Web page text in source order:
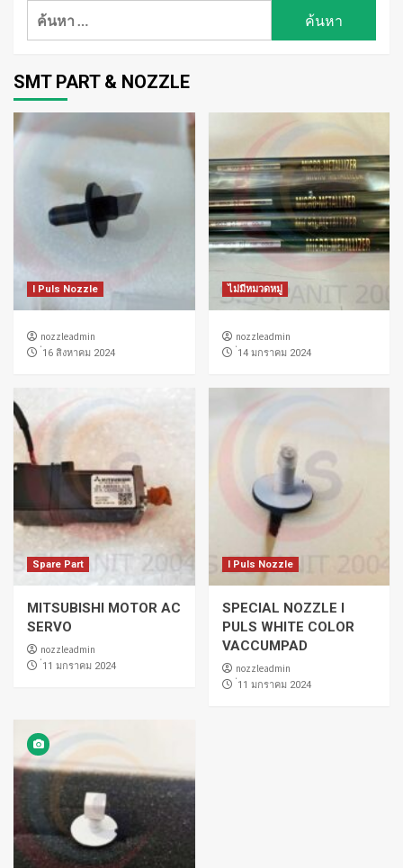
ค้นหา
SMT PART & NOZZLE
I Puls Nozzle
nozzleadmin
่16 สิงหาคม 2024
ไม่มีหมวดหมู่
nozzleadmin
่14 มกราคม 2024
Spare Part
MITSUBISHI MOTOR AC
SERVO
nozzleadmin
่11 มกราคม 2024
I Puls Nozzle
SPECIAL NOZZLE I
PULS WHITE COLOR
VACCUMPAD
nozzleadmin
่11 มกราคม 2024